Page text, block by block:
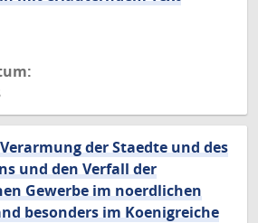
der Staedte und des
und den Verfall der
Gewerbe im noerdlichen
besonders im Koenigreiche